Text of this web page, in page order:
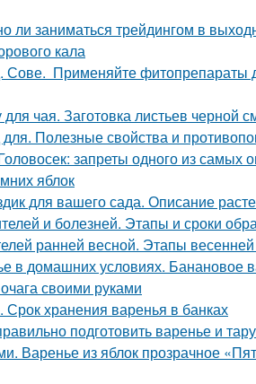
заниматься трейдингом в
кала
Сове. Применяйте фитопрепараты
чая. Заготовка листьев черной
Полезные свойства и
запреты одного из самых
яблок
для вашего сада. Описание
и болезней. Этапы и сроки
ранней весной. Этапы
в домашних условиях. Банановое
своими руками
Срок хранения варенья в банках
подготовить варенье и
Варенье из яблок прозрачное